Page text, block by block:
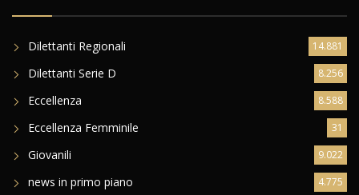
Dilettanti Regionali 14.881
Dilettanti Serie D 8.256
Eccellenza 8.588
Eccellenza Femminile 31
Giovanili 9.022
news in primo piano 4.775